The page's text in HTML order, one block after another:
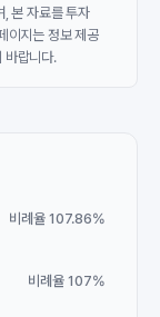
, 본 자료를 투자
이지는 정보 제공
바랍니다.
비례율 107.86%
비례율 107%